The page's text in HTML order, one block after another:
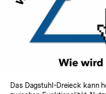
Das Dagstuhl-Dreieck kann